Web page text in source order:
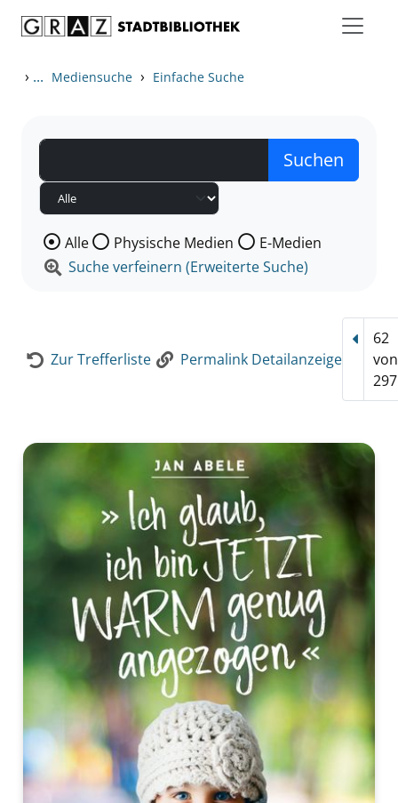
› ... Mediensuche › Einfache Suche
Wählen Sie die Medienart nach der Sie suchen wollen.
Alle Physische Medien
E-Medien
Suche verfeinern (Erweiterte Suche)
Zur Trefferliste Permalink Detailanzeige
62
von
297